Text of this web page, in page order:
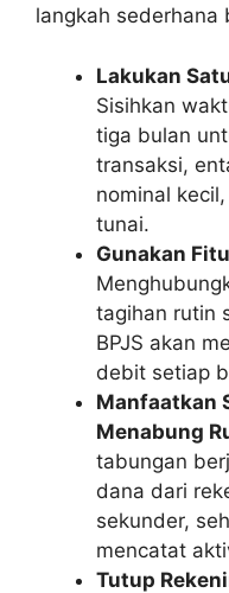
langkah sederhana
Lakukan
Sisihkan
tiga bulan
transaksi,
nominal
tunai.
Gunakan
tagihan rutin
BPJS akan
debit setiap
Manfaatkan
Menabung
tabungan
dana dari
sekunder,
mencatat
Tutup